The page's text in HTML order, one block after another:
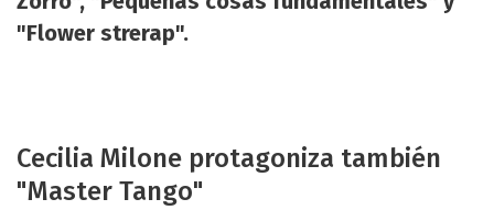
"Flower strerap".
Cecilia Milone protagoniza también
"Master Tango"